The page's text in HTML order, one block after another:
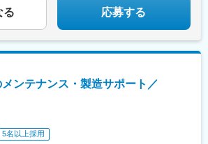
円■作業員：9,870円～10,870円
る 応募する
ンテナンス・製造サポート／
5名以上採用